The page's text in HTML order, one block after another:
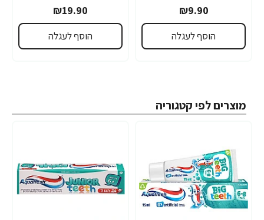
₪9.90
הוסף לעגלה
₪19.90
הוסף לעגלה
מוצרים לפי קטגוריה